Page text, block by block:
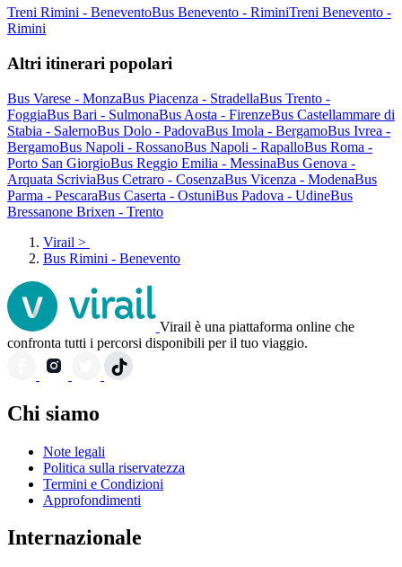
Treni Rimini - BeneventoBus Benevento - RiminiTreni Benevento -
Rimini
Altri itinerari popolari
Bus Varese - MonzaBus Piacenza - StradellaBus Trento -
FoggiaBus Bari - SulmonaBus Aosta - FirenzeBus Castellammare di
Stabia - SalernoBus Dolo - PadovaBus Imola - BergamoBus Ivrea -
BergamoBus Napoli - RossanoBus Napoli - RapalloBus Roma -
Porto San GiorgioBus Reggio Emilia - MessinaBus Genova -
Arquata ScriviaBus Cetraro - CosenzaBus Vicenza - ModenaBus
Parma - PescaraBus Caserta - OstuniBus Padova - UdineBus
Bressanone Brixen - Trento
Virail >
Bus Rimini - Benevento
Virail è una piattaforma online che
confronta tutti i percorsi disponibili per il tuo viaggio.
Chi siamo
Note legali
Politica sulla riservatezza
Termini e Condizioni
Approfondimenti
Internazionale